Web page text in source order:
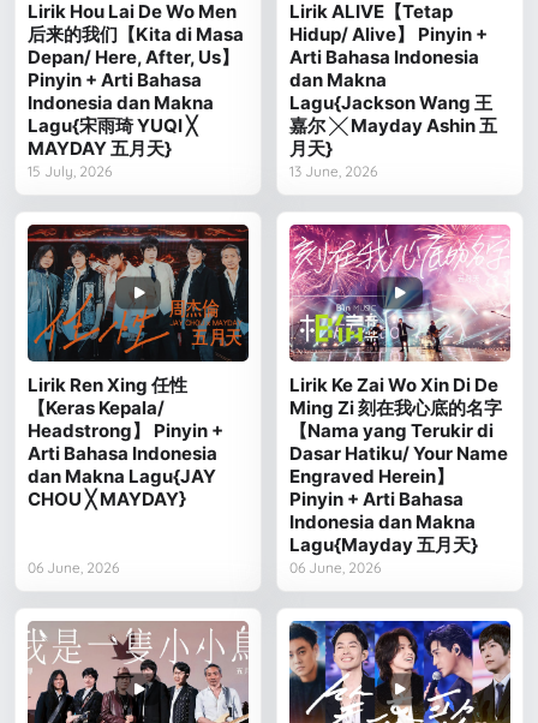
Lirik Hou Lai De Wo Men
后来的我们【Kita di Masa
Depan/ Here, After, Us】
Pinyin + Arti Bahasa
Indonesia dan Makna
Lagu{宋雨琦 YUQI ╳
MAYDAY 五月天}
15 July, 2026
Lirik ALIVE【Tetap
Hidup/ Alive】 Pinyin +
Arti Bahasa Indonesia
dan Makna
Lagu{Jackson Wang 王
嘉尔 ╳ Mayday Ashin 五
月天}
13 June, 2026
Lirik Ren Xing 任性
【Keras Kepala/
Headstrong】 Pinyin +
Arti Bahasa Indonesia
dan Makna Lagu{JAY
CHOU ╳ MAYDAY}
06 June, 2026
Lirik Ke Zai Wo Xin Di De
Ming Zi 刻在我心底的名字
【Nama yang Terukir di
Dasar Hatiku/ Your Name
Engraved Herein】
Pinyin + Arti Bahasa
Indonesia dan Makna
Lagu{Mayday 五月天}
06 June, 2026